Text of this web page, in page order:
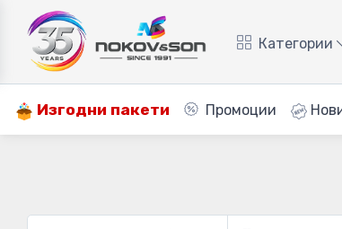
Категории
Изгодни пакети Промоции